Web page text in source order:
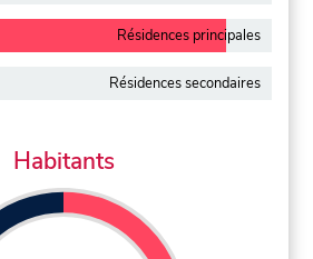
Résidences principales
Résidences secondaires
Habitants